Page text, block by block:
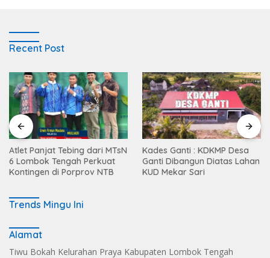
Recent Post
Atlet Panjat Tebing dari MTsN
6 Lombok Tengah Perkuat
Kontingen di Porprov NTB
Kades Ganti : KDKMP Desa
Ganti Dibangun Diatas Lahan
KUD Mekar Sari
Trends Mingu Ini
Alamat
Tiwu Bokah Kelurahan Praya Kabupaten Lombok Tengah